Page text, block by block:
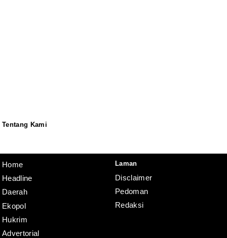
Tentang Kami
Home
Headline
Daerah
Ekopol
Hukrim
Advertorial
Laman
Disclaimer
Pedoman
Redaksi